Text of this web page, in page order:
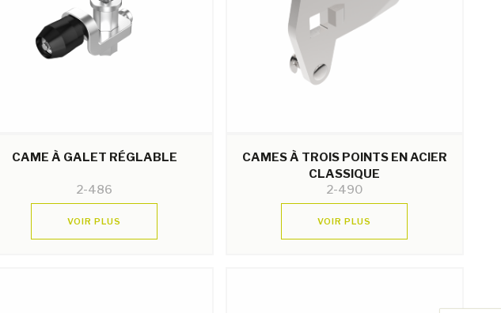
CAME À GALET RÉGLABLE
2-486
VOIR PLUS
CAMES À TROIS POINTS EN ACIER
CLASSIQUE
2-490
VOIR PLUS